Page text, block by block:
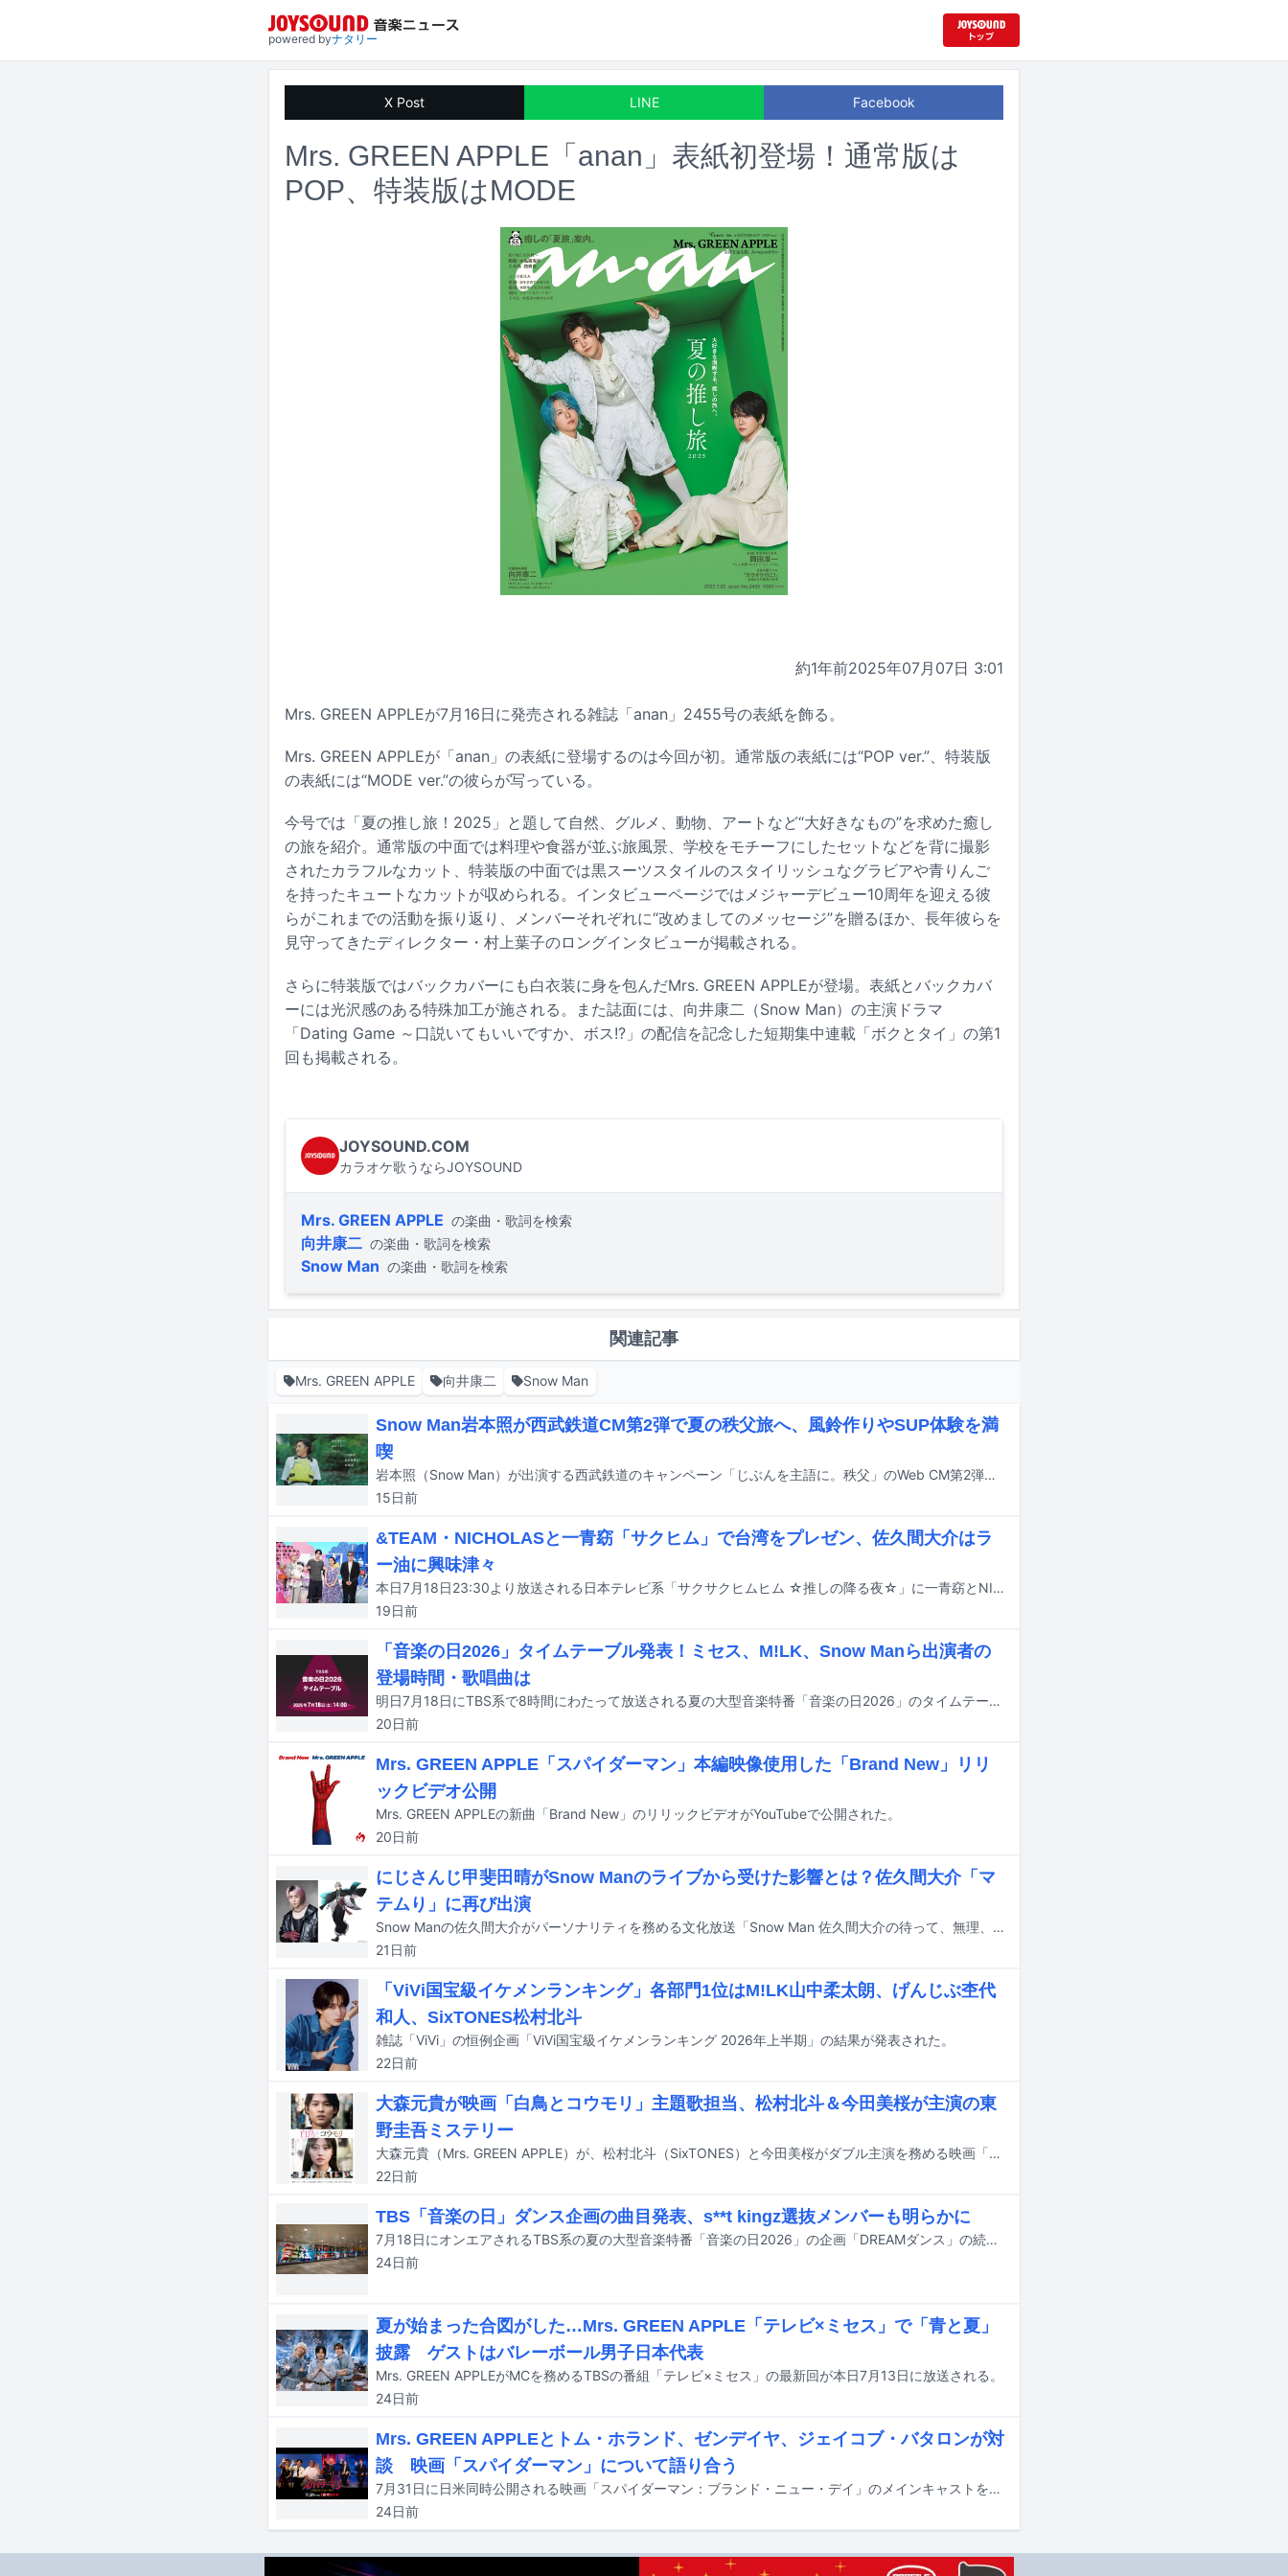
powered byナタリー
X Post LINE Facebook
Mrs. GREEN APPLE「anan」表紙初登場！通常版は
POP、特装版はMODE
約1年前2025年07月07日 3:01
Mrs. GREEN APPLEが7月16日に発売される雑誌「anan」2455号の表紙を飾る。
Mrs. GREEN APPLEが「anan」の表紙に登場するのは今回が初。通常版の表紙には“POP ver.”、特装版
の表紙には“MODE ver.”の彼らが写っている。
今号では「夏の推し旅！2025」と題して自然、グルメ、動物、アートなど“大好きなもの”を求めた癒し
の旅を紹介。通常版の中面では料理や食器が並ぶ旅風景、学校をモチーフにしたセットなどを背に撮影
されたカラフルなカット、特装版の中面では黒スーツスタイルのスタイリッシュなグラビアや青りんご
を持ったキュートなカットが収められる。インタビューページではメジャーデビュー10周年を迎える彼
らがこれまでの活動を振り返り、メンバーそれぞれに“改めましてのメッセージ”を贈るほか、長年彼らを
見守ってきたディレクター・村上葉子のロングインタビューが掲載される。
さらに特装版ではバックカバーにも白衣装に身を包んだMrs. GREEN APPLEが登場。表紙とバックカバ
ーには光沢感のある特殊加工が施される。また誌面には、向井康二（Snow Man）の主演ドラマ
「Dating Game ～口説いてもいいですか、ボス!?」の配信を記念した短期集中連載「ボクとタイ」の第1
回も掲載される。
JOYSOUND.COM
カラオケ歌うならJOYSOUND
Mrs. GREEN APPLE の楽曲・歌詞を検索
向井康二 の楽曲・歌詞を検索
Snow Man の楽曲・歌詞を検索
関連記事
Mrs. GREEN APPLE 向井康二 Snow Man
Snow Man岩本照が西武鉄道CM第2弾で夏の秩父旅へ、風鈴作りやSUP体験を満
喫
岩本照（Snow Man）が出演する西武鉄道のキャンペーン「じぶんを主語に。秩父」のWeb CM第2弾が全4本制作され、本日7月22日よりYouTubeで順次公開される。
15日前
&TEAM・NICHOLASと一青窈「サクヒム」で台湾をプレゼン、佐久間大介はラ
ー油に興味津々
本日7月18日23:30より放送される日本テレビ系「サクサクヒムヒム ☆推しの降る夜☆」に一青窈とNICHOLAS（&TEAM）が出演する。
19日前
「音楽の日2026」タイムテーブル発表！ミセス、M!LK、Snow Manら出演者の
登場時間・歌唱曲は
明日7月18日にTBS系で8時間にわたって放送される夏の大型音楽特番「音楽の日2026」のタイムテーブルが発表された。
20日前
Mrs. GREEN APPLE「スパイダーマン」本編映像使用した「Brand New」リリ
ックビデオ公開
Mrs. GREEN APPLEの新曲「Brand New」のリリックビデオがYouTubeで公開された。
20日前
にじさんじ甲斐田晴がSnow Manのライブから受けた影響とは？佐久間大介「マ
テムり」に再び出演
Snow Manの佐久間大介がパーソナリティを務める文化放送「Snow Man 佐久間大介の待って、無理、しんどい、、」の7月18日放送回に、にじさんじのVtuber・甲斐田晴がゲスト出演する。
21日前
「ViVi国宝級イケメンランキング」各部門1位はM!LK山中柔太朗、げんじぶ杢代
和人、SixTONES松村北斗
雑誌「ViVi」の恒例企画「ViVi国宝級イケメンランキング 2026年上半期」の結果が発表された。
22日前
大森元貴が映画「白鳥とコウモリ」主題歌担当、松村北斗＆今田美桜が主演の東
野圭吾ミステリー
大森元貴（Mrs. GREEN APPLE）が、松村北斗（SixTONES）と今田美桜がダブル主演を務める映画「白鳥とコウモリ」の主題歌を担当する。
22日前
TBS「音楽の日」ダンス企画の曲目発表、s**t kingz選抜メンバーも明らかに
7月18日にオンエアされるTBS系の夏の大型音楽特番「音楽の日2026」の企画「DREAMダンス」の続報が明らかに。番組の出演アーティスト第4弾やそのほかの企画詳細も発表された。
24日前
夏が始まった合図がした…Mrs. GREEN APPLE「テレビ×ミセス」で「青と夏」
披露 ゲストはバレーボール男子日本代表
Mrs. GREEN APPLEがMCを務めるTBSの番組「テレビ×ミセス」の最新回が本日7月13日に放送される。
24日前
Mrs. GREEN APPLEとトム・ホランド、ゼンデイヤ、ジェイコブ・バタロンが対
談 映画「スパイダーマン」について語り合う
7月31日に日米同時公開される映画「スパイダーマン：ブランド・ニュー・デイ」のメインキャストを務めるトム・ホランド、ゼンデイヤ、ジェイコブ・バタロンと、日本版主題歌を担当するMrs. GREEN APPLEによる対談映像がYouTubeで公開された。
24日前